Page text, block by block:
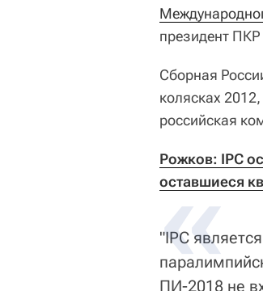
президент ПКР
Сборная
колясках
российская
Рожков: IPC
оставшиеся
"IPC
ПИ-2018 не